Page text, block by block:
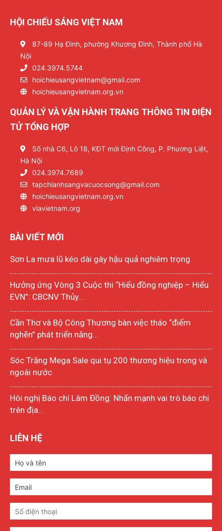
HỘI CHIẾU SÁNG VIỆT NAM
87-89 Hạ Đình, phường Khương Đình, Thành phố Hà
Nội
024.3974.5744
hoichieusangvietnam@gmail.com
hoichieusangvietnam.org.vn
QUẢN LÝ VÀ VẬN HÀNH TRANG THÔNG TIN ĐIỆN
TỬ TỔNG HỢP
Số nhà C6, Lô 18, KĐT mới Định Công, P. Phương Liệt,
Hà Nội
024.3974.7689
tapchianhsangvacuocsong@gmail.com
hoichieusangvietnam.org.vn
vlavietnam.org
BÀI VIẾT MỚI
Sơn La mưa lũ kéo dài gây hậu quả nghiêm trọng
Hưởng ứng Vòng 3 Cuộc thi “Hiểu đồng nghiệp – Hiểu
EVN”: CBCNV Thủy...
Cần Thơ và Bộ Công Thương bàn việc tháo “điểm
nghẽn” phát triển năng...
Sóc Trăng Mega Sale qui tụ 200 thương hiệu trong và
ngoài nước
Hôi nghị Báo chí Lâm Đồng: Nhấn mạnh vai trò báo chí
trên địa...
LIÊN HỆ